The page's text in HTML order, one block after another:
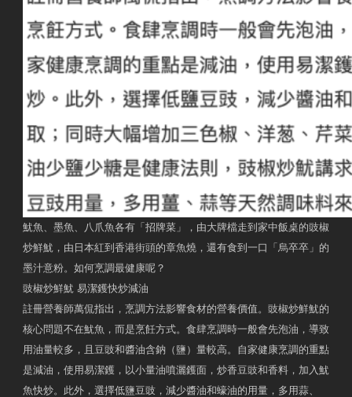
魷魚、墨魚、八爪魚各有「招牌菜」，由大牌檔走到家中飯桌的豉椒
炒鮮魷，由日本紅到香港街頭的章魚燒，還有食到一口「烏卒卒」的
墨汁意粉。如何烹調最健康呢？
豉椒炒鮮魷 易潔鑊快炒減油
註冊營養師萬侃指出，烹調方法影響食材的營養價值。豉椒炒鮮魷的
核心問題不在魷魚，而是烹飪方式。食肆烹調時一般會先泡油，導致
用油量較多，且豆豉和醬油含鈉（鹽）量較高。自家健康烹調的重點
是減油，使用易潔鑊，以小量油噴灑鑊面，炒香豆豉和香料，加入魷
魚快炒。此外，選擇低鹽豆豉，減少醬油和蠔油的用量，多用蒜、